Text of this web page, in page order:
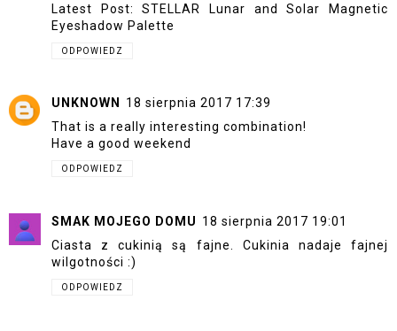
Latest Post:STELLAR Lunar and Solar Magnetic
Eyeshadow Palette
ODPOWIEDZ
UNKNOWN
18 sierpnia 2017 17:39
That is a really interesting combination!
Have a good weekend
ODPOWIEDZ
SMAK MOJEGO DOMU 18 sierpnia 2017 19:01
Ciasta z cukinią są fajne. Cukinia nadaje fajnej
wilgotności :)
ODPOWIEDZ